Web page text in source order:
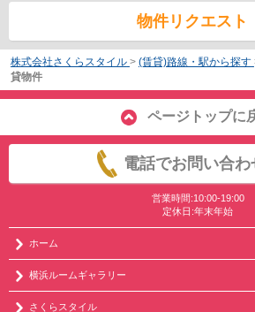
物件リクエスト
株式会社さくらスタイル > (賃貸)路線・駅から探す
貸物件
ページトップに
電話でお問い合わ
営業時間:10:00-19:00
定休日:年末年始
ホーム
横浜ルームギャラリー
さくらスタイル